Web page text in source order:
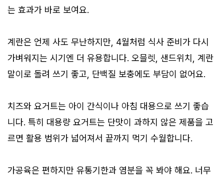
는 효과가 바로 보여요.
계란은 언제 사도 무난하지만, 4월처럼 식사 준비가 다시
가벼워지는 시기엔 더 유용합니다. 오믈렛, 샌드위치, 계란
말이로 돌려 쓰기 좋고, 단백질 보충에도 부담이 없어요.
치즈와 요거트는 아이 간식이나 아침 대용으로 쓰기 좋습
니다. 특히 대용량 요거트는 단맛이 과하지 않은 제품을 고
르면 활용 범위가 넓어져서 끝까지 먹기 수월합니다.
가공육은 편하지만 유통기한과 염분을 꼭 봐야 해요. 너무